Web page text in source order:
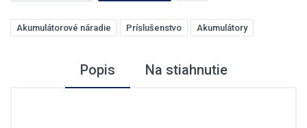
Akumulátorové náradie Príslušenstvo Akumulátory
Popis Na stiahnutie